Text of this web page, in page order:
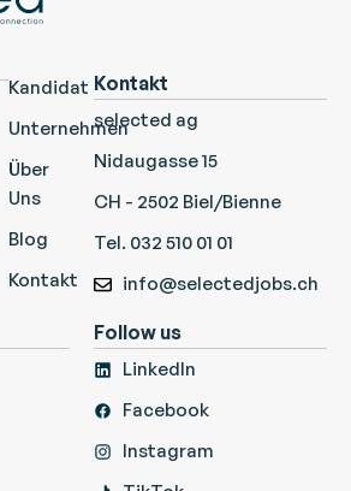
Kandidat
Unternehmen
Über
Uns
Blog
Kontakt
Kontakt
selected ag
Nidaugasse 15
CH - 2502 Biel/Bienne
Tel. 032 510 01 01
info@selectedjobs.ch
Follow us
LinkedIn
Facebook
Instagram